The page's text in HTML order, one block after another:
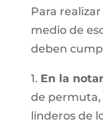
Para
medio de
deben
1. En la
de permuta,
linderos de